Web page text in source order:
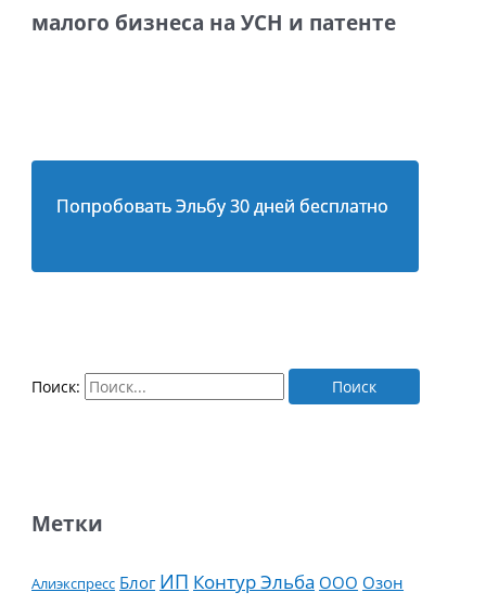
малого бизнеса на УСН и патенте
Попробовать Эльбу 30 дней бесплатно
Поиск:
Метки
Алиэкспресс Блог ИП Контур Эльба ООО Озон